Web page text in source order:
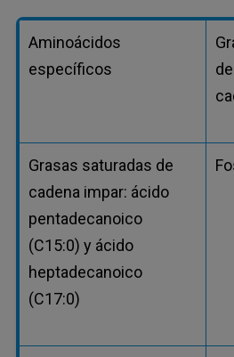
Aminoácidos
específicos
Grasas saturadas de
cadena impar: ácido
pentadecanoico
(C15:0) y ácido
heptadecanoico
(C17:0)